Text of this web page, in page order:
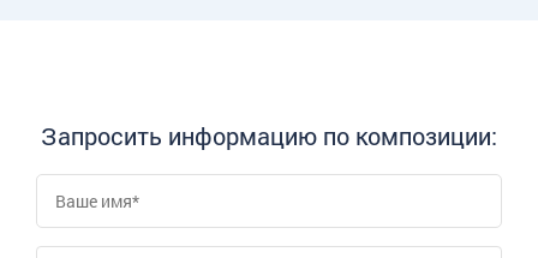
Запросить информацию по композиции: